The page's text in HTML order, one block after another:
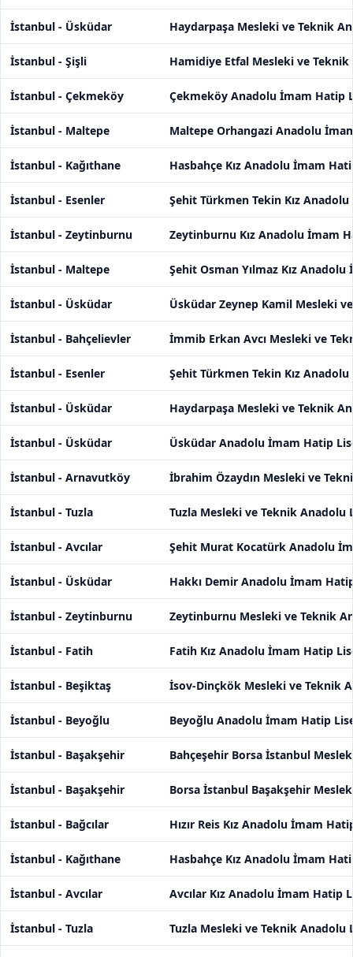
İstanbul - Üsküdar Haydarpaşa Mesleki ve Teknik
İstanbul - Şişli Hamidiye Etfal Mesleki ve Teknik
İstanbul - Çekmeköy Çekmeköy Anadolu İmam Hatip
İstanbul - Maltepe Maltepe Orhangazi Anadolu
İstanbul - Kağıthane Hasbahçe Kız Anadolu İmam
İstanbul - Esenler Şehit Türkmen Tekin Kız
İstanbul - Zeytinburnu Zeytinburnu Kız Anadolu İmam
İstanbul - Maltepe Şehit Osman Yılmaz Kız
İstanbul - Üsküdar Üsküdar Zeynep Kamil Mesleki
İstanbul - Bahçelievler İmmib Erkan Avcı Mesleki ve
İstanbul - Esenler Şehit Türkmen Tekin Kız
İstanbul - Üsküdar Haydarpaşa Mesleki ve Teknik
İstanbul - Üsküdar Üsküdar Anadolu İmam Hatip
İstanbul - Arnavutköy İbrahim Özaydın Mesleki ve
İstanbul - Tuzla Tuzla Mesleki ve Teknik Anadolu
İstanbul - Avcılar Şehit Murat Kocatürk Anadolu
İstanbul - Üsküdar Hakkı Demir Anadolu İmam
İstanbul - Zeytinburnu Zeytinburnu Mesleki ve Teknik
İstanbul - Fatih Fatih Kız Anadolu İmam Hatip
İstanbul - Beşiktaş İsov-Dinçkök Mesleki ve Teknik
İstanbul - Beyoğlu Beyoğlu Anadolu İmam Hatip
İstanbul - Başakşehir Bahçeşehir Borsa İstanbul
İstanbul - Başakşehir Borsa İstanbul Başakşehir
İstanbul - Bağcılar Hızır Reis Kız Anadolu İmam
İstanbul - Kağıthane Hasbahçe Kız Anadolu İmam
İstanbul - Avcılar Avcılar Kız Anadolu İmam Hatip
İstanbul - Tuzla Tuzla Mesleki ve Teknik Anadolu